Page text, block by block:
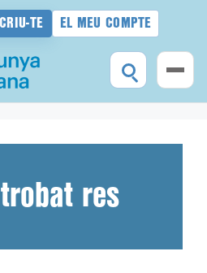
TE EL MEU COMPTE
res